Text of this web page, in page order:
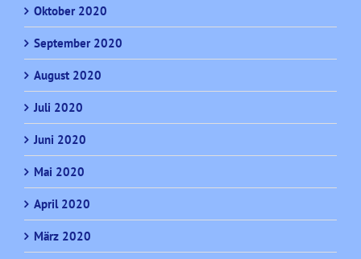
Oktober 2020
September 2020
August 2020
Juli 2020
Juni 2020
Mai 2020
April 2020
März 2020